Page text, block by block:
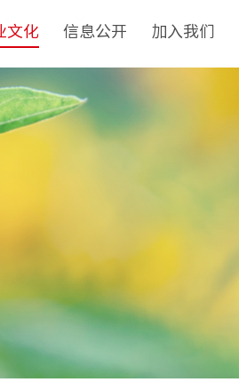
文化
理念
标识
信息公开 加入我们